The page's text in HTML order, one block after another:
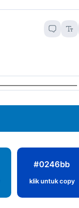
#0246bb
klik untuk copy